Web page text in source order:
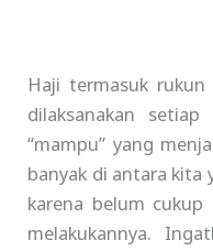
Haji termasuk
dilaksanakan
“mampu” yang
banyak di antara kita
karena belum
melakukannya.